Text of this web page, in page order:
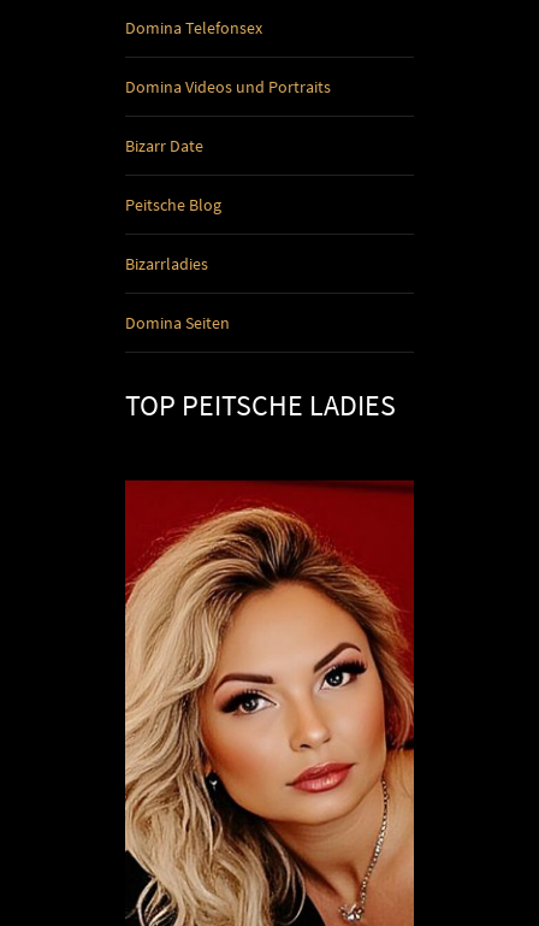
Domina Telefonsex
Domina Videos und Portraits
Bizarr Date
Peitsche Blog
Bizarrladies
Domina Seiten
TOP PEITSCHE LADIES